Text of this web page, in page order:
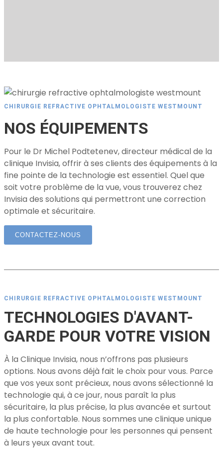
CHIRURGIE REFRACTIVE OPHTALMOLOGISTE WESTMOUNT
NOS ÉQUIPEMENTS
Pour le Dr Michel Podtetenev, directeur médical de la
clinique Invisia, offrir à ses clients des équipements à la
fine pointe de la technologie est essentiel. Quel que
soit votre problème de la vue, vous trouverez chez
Invisia des solutions qui permettront une correction
optimale et sécuritaire.
CONTACTEZ-NOUS
CHIRURGIE REFRACTIVE OPHTALMOLOGISTE WESTMOUNT
TECHNOLOGIES D'AVANT-
GARDE POUR VOTRE VISION
À la Clinique Invisia, nous n’offrons pas plusieurs
options. Nous avons déjà fait le choix pour vous. Parce
que vos yeux sont précieux, nous avons sélectionné la
technologie qui, à ce jour, nous paraît la plus
sécuritaire, la plus précise, la plus avancée et surtout
la plus confortable. Nous sommes une clinique unique
de haute technologie pour les personnes qui pensent
à leurs yeux avant tout.